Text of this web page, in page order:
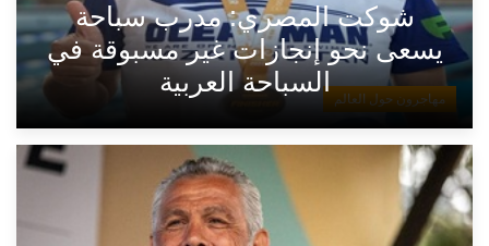
مهاجرون حول العالم
شوكت المصري: مدرب سباحة
يسعى نحو إنجازات غير مسبوقة في
السباحة العربية